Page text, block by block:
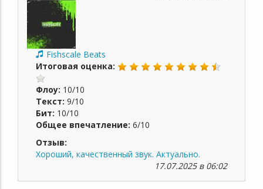
Fishscale Beats
Итоговая оценка:
Флоу: 10/10
Текст: 9/10
Бит: 10/10
Общее впечатление: 6/10
Отзыв:
Хороший, качественный звук. Актуально.
17.07.2025 в 06:02